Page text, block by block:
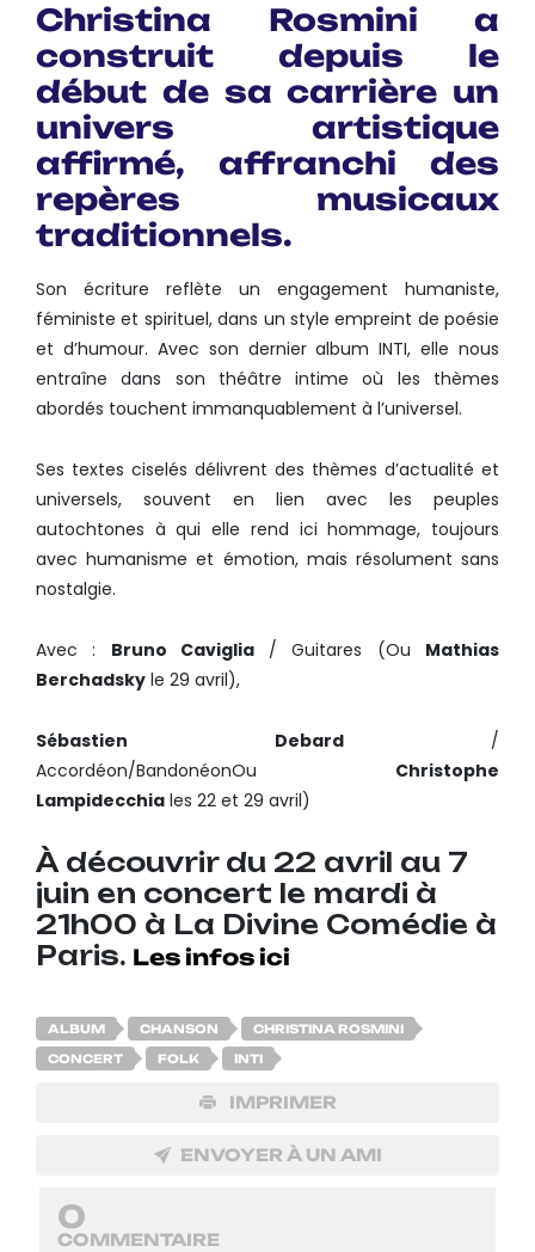
Christina Rosmini a
construit depuis le
début de sa carrière un
univers artistique
affirmé, affranchi des
repères musicaux
traditionnels.
Son écriture reflète un engagement humaniste,
féministe et spirituel, dans un style empreint de poésie
et d’humour. Avec son dernier album INTI, elle nous
entraîne dans son théâtre intime où les thèmes
abordés touchent immanquablement à l’universel.
Ses textes ciselés délivrent des thèmes d’actualité et
universels, souvent en lien avec les peuples
autochtones à qui elle rend ici hommage, toujours
avec humanisme et émotion, mais résolument sans
nostalgie.
Avec : Bruno Caviglia / Guitares (Ou Mathias
Berchadsky le 29 avril),
Sébastien Debard /
Accordéon/BandonéonOu Christophe
Lampidecchia les 22 et 29 avril)
À découvrir du 22 avril au 7
juin en concert le mardi à
21h00 à La Divine Comédie à
Paris. Les infos ici
ALBUM CHANSON CHRISTINA ROSMINI
CONCERT FOLK INTI
IMPRIMER
ENVOYER À UN AMI
0
COMMENTAIRE